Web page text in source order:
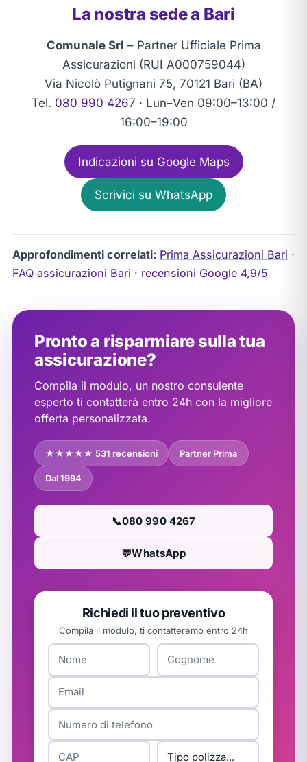
La nostra sede a Bari
Comunale Srl – Partner Ufficiale Prima
Assicurazioni (RUI A000759044)
Via Nicolò Putignani 75, 70121 Bari (BA)
Tel. 080 990 4267 · Lun–Ven 09:00–13:00 /
16:00–19:00
Indicazioni su Google Maps
Scrivici su WhatsApp
Approfondimenti correlati: Prima Assicurazioni Bari ·
FAQ assicurazioni Bari · recensioni Google 4,9/5
Pronto a risparmiare sulla tua
assicurazione?
Compila il modulo, un nostro consulente
esperto ti contatterà entro 24h con la migliore
offerta personalizzata.
★★★★★ 531 recensioni Partner Prima
Dal 1994
📞080 990 4267
💬WhatsApp
Richiedi il tuo preventivo
Compila il modulo, ti contatteremo entro 24h